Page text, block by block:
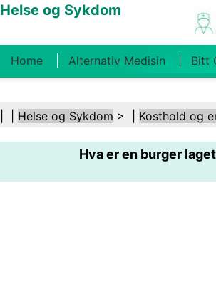
Helse og Sykdom
Home Alternativ Medisin Bitt
Kosthold Og Ernæring
Helsebransjen Psykisk Helse
Sikkerhet Kirurgi Og Prosedyrer
Helse og Sykdom > | Kosthold og
Hva er en burger